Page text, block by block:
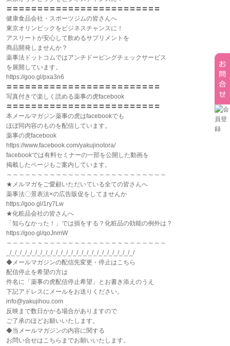
〓〓〓〓〓〓〓〓〓〓〓〓〓〓〓〓〓〓〓〓〓〓〓〓〓
健康食品会社・スポーツジムの皆さんへ
東京オリンピックをビジネスチャンスに！
アスリートが安心して飲めるサプリメントを
商品開発しませんか？
薬事法ドットコムではアンチドーピングチェックサービス
を展開しています。
https://goo.gl/pxa3n6
〓〓〓〓〓〓〓〓〓〓〓〓〓〓〓〓〓〓〓〓〓〓〓〓〓
写真付きで楽しく読める薬事の虎facebook
〓〓〓〓〓〓〓〓〓〓〓〓〓〓〓〓〓〓〓〓〓〓〓〓〓
本メールマガジン薬事の虎はfacebookでも
ほぼ同内容のものを配信しています。
薬事の虎facebook
https://www.facebook.com/yakujinotora/
facebookでは有料セミナーの一部を公開した動画を
掲載したページもご案内しています。
～～～～～～～～～～～～～～～～～～～～～～～～～～
★メルマガをご愛顧いただいている全ての皆さんへ
薬事法〇景表法×の広告販促をしてませんか
https://goo.gl/1ry7Lw
★化粧品会社の皆さんへ
「知らなかった！」では損をする？化粧品の効能の例外は？
https://goo.gl/qoJnmW
～～～～～～～～～～～～～～～～～～～～～～～～～～
_/_/_/_/_/_/_/_/_/_/_/_/_/_/_/_/_/_/_/_/_/_/_/_/_/
◆メールマガジンの配信先変更・停止はこちら
配信停止を希望の方は
件名に「薬事の虎配信停止希望」とお書き添えのうえ
下記アドレスにメールをお送りください。
info@yakujihou.com
反映まで数日かかる場合がありますので
ご了承のほどお願いいたします。
◆当メールマガジンの内容に関する
お問い合せはこちらまでお願いいたします。